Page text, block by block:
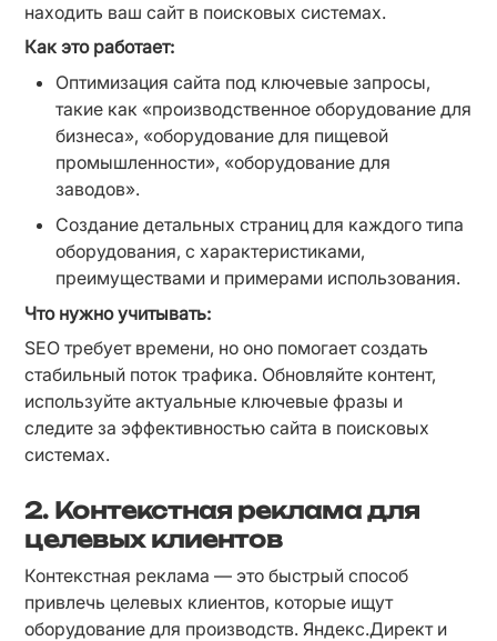
находить ваш сайт в поисковых системах.
Как это работает:
Оптимизация сайта под ключевые запросы,
такие как «производственное оборудование для
бизнеса», «оборудование для пищевой
промышленности», «оборудование для
заводов».
Создание детальных страниц для каждого типа
оборудования, с характеристиками,
преимуществами и примерами использования.
Что нужно учитывать:
SEO требует времени, но оно помогает создать
стабильный поток трафика. Обновляйте контент,
используйте актуальные ключевые фразы и
следите за эффективностью сайта в поисковых
системах.
2. Контекстная реклама для
целевых клиентов
Контекстная реклама — это быстрый способ
привлечь целевых клиентов, которые ищут
оборудование для производств. Яндекс.Директ и